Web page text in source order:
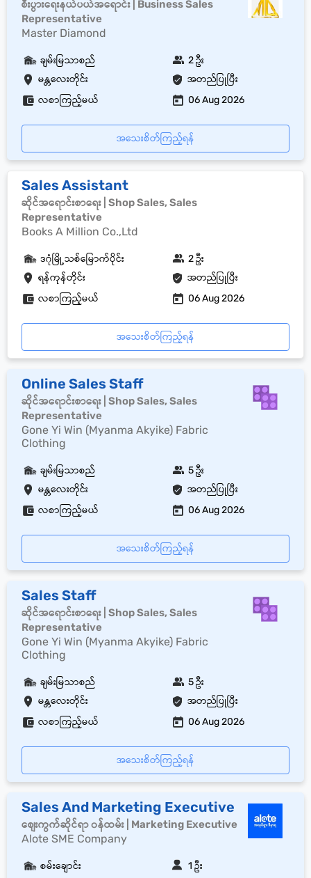
စီးပွားရေးနယ်ပယ်အရောင်း | Business Sales
Representative
Master Diamond
မန္တလေးတိုင်း အတည်ပြုပြီး
ချမ်းမြသာစည် 2 ဦး
လစာကြည့်မယ် 06 Aug 2026
အသေးစိတ်ကြည့်ရန်
Sales Assistant
ဆိုင်အရောင်းစာရေး | Shop Sales, Sales
Representative
Books A Million Co.,Ltd
ရန်ကုန်တိုင်း အတည်ပြုပြီး
ဒဂုံမြို့သစ်မြောက်ပိုင်း 2 ဦး
လစာကြည့်မယ် 06 Aug 2026
အသေးစိတ်ကြည့်ရန်
Online Sales Staff
ဆိုင်အရောင်းစာရေး | Shop Sales, Sales
Representative
Gone Yi Win (Myanma Akyike) Fabric
Clothing
မန္တလေးတိုင်း အတည်ပြုပြီး
ချမ်းမြသာစည် 5 ဦး
လစာကြည့်မယ် 06 Aug 2026
အသေးစိတ်ကြည့်ရန်
Sales Staff
ဆိုင်အရောင်းစာရေး | Shop Sales, Sales
Representative
Gone Yi Win (Myanma Akyike) Fabric
Clothing
မန္တလေးတိုင်း အတည်ပြုပြီး
ချမ်းမြသာစည် 5 ဦး
လစာကြည့်မယ် 06 Aug 2026
အသေးစိတ်ကြည့်ရန်
Sales And Marketing Executive
စျေးကွက်ဆိုင်ရာ ၀န်ထမ်း | Marketing Executive
Alote SME Company
စမ်းချောင်း 1 ဦး